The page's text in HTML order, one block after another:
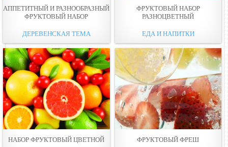
АППЕТИТНЫЙ И РАЗНООБРАЗНЫЙ
ФРУКТОВЫЙ НАБОР
ДЕРЕВЕНСКАЯ ТЕМА
ФРУКТОВЫЙ НАБОР
РАЗНОЦВЕТНЫЙ
ЕДА И НАПИТКИ
НАБОР ФРУКТОВЫЙ ЦВЕТНОЙ ФРУКТОВЫЙ ФРЕШ